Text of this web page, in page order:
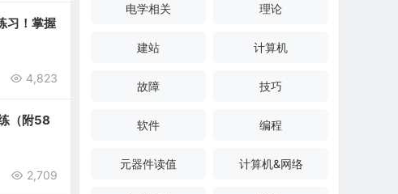
习！掌握
4,823
（附58
2,709
电学相关 理论
建站 计算机
故障 技巧
软件 编程
元器件读值 计算机&网络